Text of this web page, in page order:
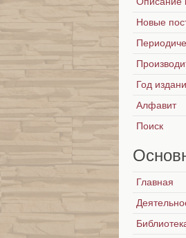
Новые
Год
Алфавит
Поиск
Главная